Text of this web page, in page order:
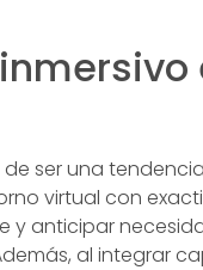
ser una
virtual con
y anticipar
al integrar